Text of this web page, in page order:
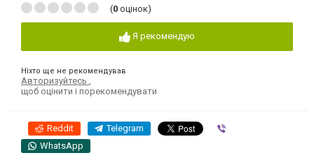
(0 оцінок)
Я рекомендую
Ніхто ще не рекомендував
Авторизуйтесь
щоб оцінити і порекомендувати
Reddit Telegram
WhatsApp